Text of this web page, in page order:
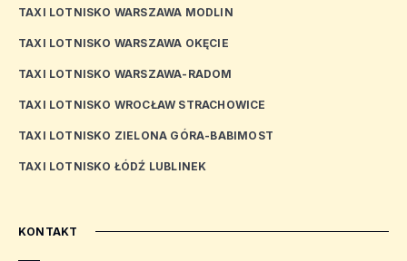
TAXI LOTNISKO WARSZAWA MODLIN
TAXI LOTNISKO WARSZAWA OKĘCIE
TAXI LOTNISKO WARSZAWA-RADOM
TAXI LOTNISKO WROCŁAW STRACHOWICE
TAXI LOTNISKO ZIELONA GÓRA-BABIMOST
TAXI LOTNISKO ŁÓDŹ LUBLINEK
KONTAKT